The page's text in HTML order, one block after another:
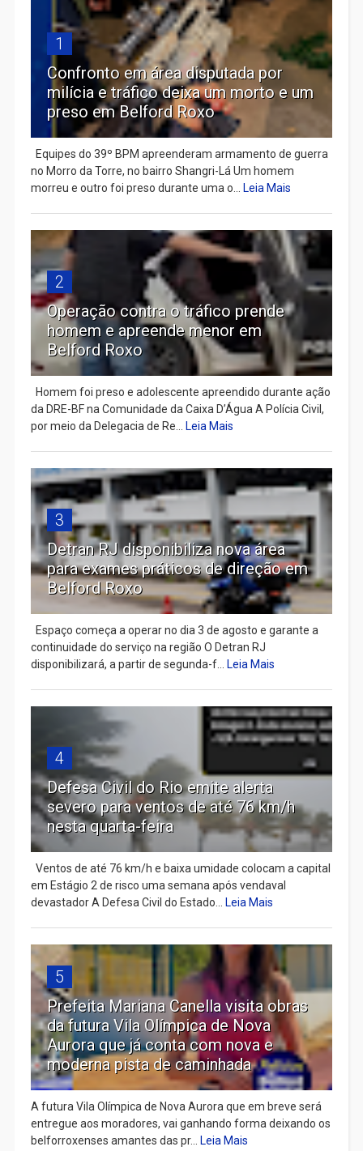
1
Confronto em área disputada por
milícia e tráfico deixa um morto e um
preso em Belford Roxo
Equipes do 39º BPM apreenderam armamento de guerra
no Morro da Torre, no bairro Shangri-Lá Um homem
morreu e outro foi preso durante uma o...
Leia Mais
2
Operação contra o tráfico prende
homem e apreende menor em
Belford Roxo
Homem foi preso e adolescente apreendido durante ação
da DRE-BF na Comunidade da Caixa D’Água A Polícia Civil,
por meio da Delegacia de Re...
Leia Mais
3
Detran RJ disponibiliza nova área
para exames práticos de direção em
Belford Roxo
Espaço começa a operar no dia 3 de agosto e garante a
continuidade do serviço na região O Detran RJ
disponibilizará, a partir de segunda-f...
Leia Mais
4
Defesa Civil do Rio emite alerta
severo para ventos de até 76 km/h
nesta quarta-feira
Ventos de até 76 km/h e baixa umidade colocam a capital
em Estágio 2 de risco uma semana após vendaval
devastador A Defesa Civil do Estado...
Leia Mais
5
Prefeita Mariana Canella visita obras
da futura Vila Olímpica de Nova
Aurora que já conta com nova e
moderna pista de caminhada
A futura Vila Olímpica de Nova Aurora que em breve será
entregue aos moradores, vai ganhando forma deixando os
belforroxenses amantes das pr...
Leia Mais